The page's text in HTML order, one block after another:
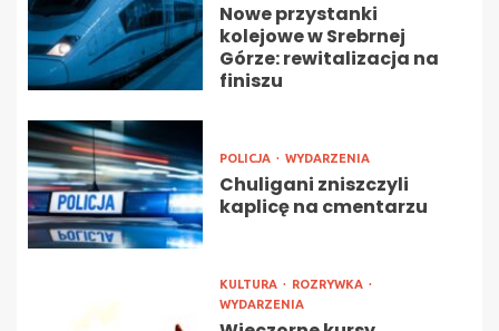
Nowe przystanki
kolejowe w Srebrnej
Górze: rewitalizacja na
finiszu
POLICJA WYDARZENIA
Chuligani zniszczyli
kaplicę na cmentarzu
KULTURA
ROZRYWKA
WYDARZENIA